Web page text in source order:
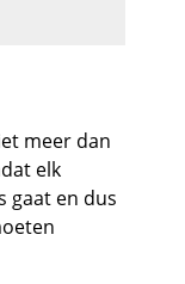
meer dan
elk
gaat en dus